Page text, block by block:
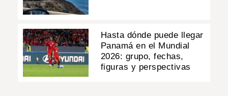
Hasta dónde puede llegar
Panamá en el Mundial
2026: grupo, fechas,
figuras y perspectivas